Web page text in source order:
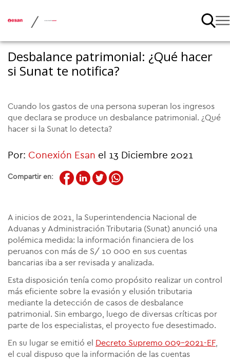
/
Desbalance patrimonial: ¿Qué hacer
si Sunat te notifica?
Cuando los gastos de una persona superan los ingresos
que declara se produce un desbalance patrimonial. ¿Qué
hacer si la Sunat lo detecta?
Por: Conexión Esan el 13 Diciembre 2021
Compartir en:
A inicios de 2021, la Superintendencia Nacional de
Aduanas y Administración Tributaria (Sunat) anunció una
polémica medida: la información financiera de los
peruanos con más de S/ 10 000 en sus cuentas
bancarias iba a ser revisada y analizada.
Esta disposición tenía como propósito realizar un control
más eficiente sobre la evasión y elusión tributaria
mediante la detección de casos de desbalance
patrimonial . Sin embargo, luego de diversas críticas por
parte de los especialistas, el proyecto fue desestimado.
En su lugar se emitió el Decreto Supremo 009-2021-EF
el cual dispuso que la información de las cuentas